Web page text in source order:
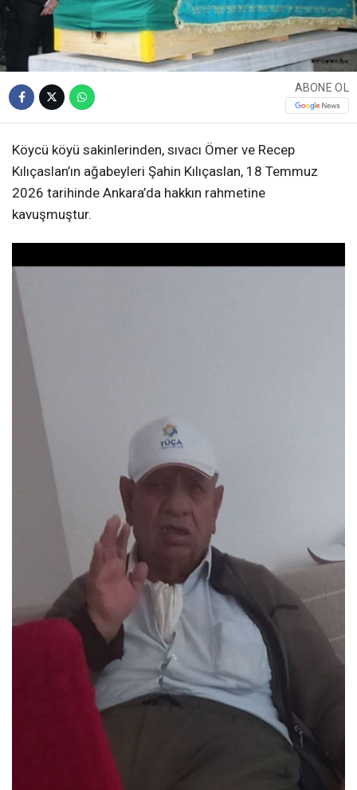
ABONE OL
Köycü köyü sakinlerinden, sıvacı Ömer ve Recep
Kılıçaslan’ın ağabeyleri Şahin Kılıçaslan, 18 Temmuz
2026 tarihinde Ankara’da hakkın rahmetine
kavuşmuştur.